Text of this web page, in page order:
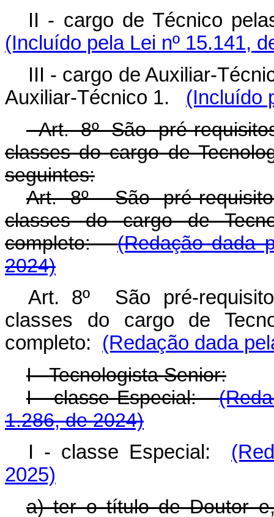
II - cargo de Técnico
(Incluído pela Lei nº 15.141,
III - cargo de Auxiliar-
Auxiliar-Técnico 1.
(Incluído
Art. 8º São pré-
classes do cargo de
seguintes:
Art. 8º São pré-
classes do cargo de
completo:(Redação dada
2024)
Art. 8º São pré-
classes do cargo de
completo:
(Redação dada
I - Tecnologista Senior:
I - classe Especial:
1.286, de 2024)
I - classe Especial:
2025)
a) ter o título de Doutor